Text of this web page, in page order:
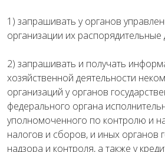
1) запрашивать у органов
организации их распорядительные
2) запрашивать и получать
хозяйственной деятельности
организаций у органов
федерального органа
уполномоченного по контролю и
налогов и сборов, и иных органов
надзора и контроля, а также у